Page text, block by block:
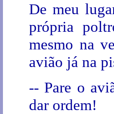
De meu
própria
mesmo na
avião já na
-- Pare o
dar ordem!